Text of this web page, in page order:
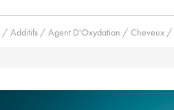
/ Additifs / Agent D'Oxydation / Cheveux /